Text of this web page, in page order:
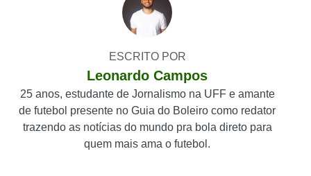
ESCRITO POR
Leonardo Campos
25 anos, estudante de Jornalismo na UFF e amante
de futebol presente no Guia do Boleiro como redator
trazendo as notícias do mundo pra bola direto para
quem mais ama o futebol.